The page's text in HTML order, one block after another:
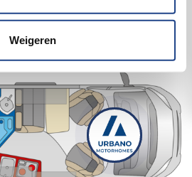
Weigeren
Citroën 165